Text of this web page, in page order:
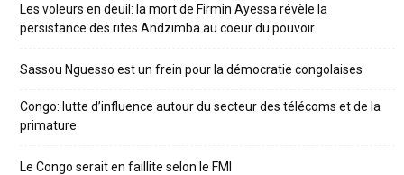
Les voleurs en deuil: la mort de Firmin Ayessa révèle la
persistance des rites Andzimba au coeur du pouvoir
Sassou Nguesso est un frein pour la démocratie congolaises
Congo: lutte d’influence autour du secteur des télécoms et de la
primature
Le Congo serait en faillite selon le FMI